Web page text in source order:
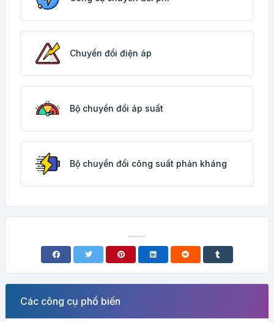
Chuyển đổi điện áp
Bộ chuyển đổi áp suất
Bộ chuyển đổi công suất phản kháng
Các công cụ phổ biến